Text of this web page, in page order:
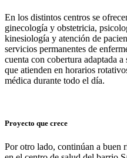
En los distintos centros se
ginecología y obstetricia,
kinesiología y atención de
servicios permanentes de
cuenta con cobertura adaptada
que atienden en horarios
médica durante todo el día.
Proyecto que crece
Por otro lado, continúan a buen